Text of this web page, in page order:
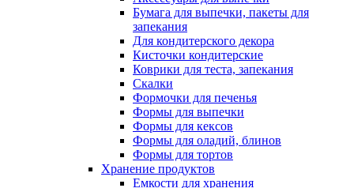
Бумага для выпечки, пакеты для
запекания
Для кондитерского декора
Кисточки кондитерские
Коврики для теста, запекания
Скалки
Формочки для печенья
Формы для выпечки
Формы для кексов
Формы для оладий, блинов
Формы для тортов
Хранение продуктов
Емкости для хранения